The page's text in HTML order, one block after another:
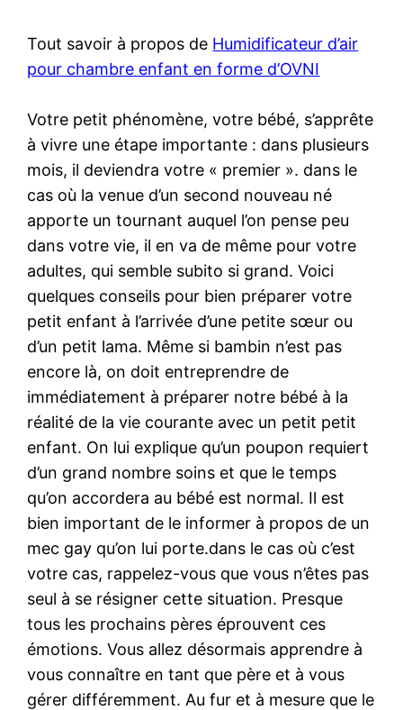
Tout savoir à propos de Humidificateur d’air
pour chambre enfant en forme d’OVNI
Votre petit phénomène, votre bébé, s’apprête
à vivre une étape importante : dans plusieurs
mois, il deviendra votre « premier ». dans le
cas où la venue d’un second nouveau né
apporte un tournant auquel l’on pense peu
dans votre vie, il en va de même pour votre
adultes, qui semble subito si grand. Voici
quelques conseils pour bien préparer votre
petit enfant à l’arrivée d’une petite sœur ou
d’un petit lama. Même si bambin n’est pas
encore là, on doit entreprendre de
immédiatement à préparer notre bébé à la
réalité de la vie courante avec un petit petit
enfant. On lui explique qu’un poupon requiert
d’un grand nombre soins et que le temps
qu’on accordera au bébé est normal. Il est
bien important de le informer à propos de un
mec gay qu’on lui porte.dans le cas où c’est
votre cas, rappelez-vous que vous n’êtes pas
seul à se résigner cette situation. Presque
tous les prochains pères éprouvent ces
émotions. Vous allez désormais apprendre à
vous connaître en tant que père et à vous
gérer différemment. Au fur et à mesure que le